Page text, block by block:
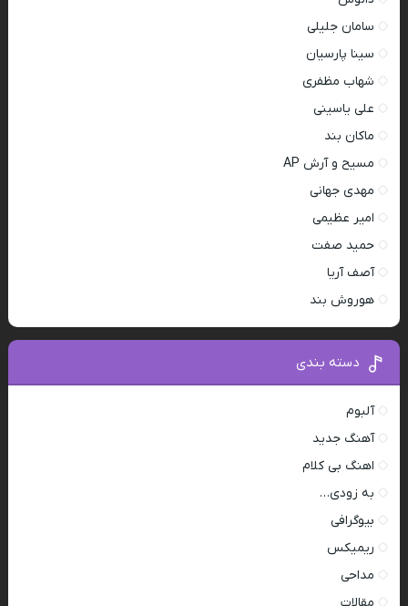
سامان جلیلی
سینا پارسیان
شهاب مظفری
علی یاسینی
ماکان بند
مسیح و آرش AP
مهدی جهانی
امیر عظیمی
حمید صفت
آصف آریا
هوروش بند
دسته بندی
آلبوم
آهنگ جدید
اهنگ بی کلام
به زودی…
بیوگرافی
ریمیکس
مداحی